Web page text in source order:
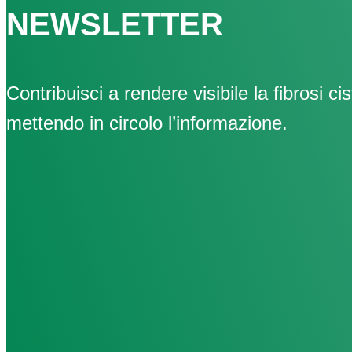
NEWSLETTER
Contribuisci a rendere visibile la fibrosi
mettendo in circolo l’informazione.